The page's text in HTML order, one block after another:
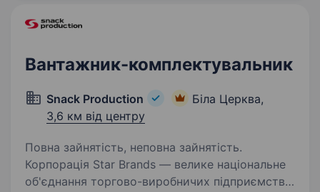
Вантажник-комплектувальник
Snack Production
Біла Церква,
3,6 км від центру
Повна зайнятість, неповна зайнятість.
Корпорація Star Brands — велике національне
об'єднання торгово-виробничих підприємств